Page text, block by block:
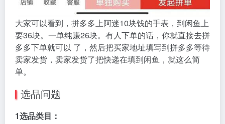
大家可以看到，拼多多上阿迷10块钱的手表，到闲鱼上
要36块。一单纯赚26块。有人下单的话，你就直接去拼
多多下单就可以 了，然后把买家地址填写到拼多多等待
卖家发货，卖家发货了把快递在填到闲鱼，就这么简
单。
选品问题
1选品类目：